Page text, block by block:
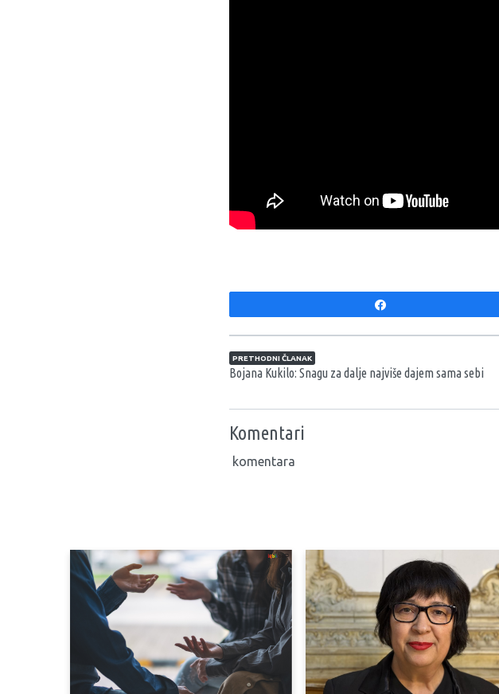
Navigacija članaka
PRETHODNI ČLANAK
Bojana Kukilo: Snagu za dalje najviše dajem sama sebi
Komentari
komentara